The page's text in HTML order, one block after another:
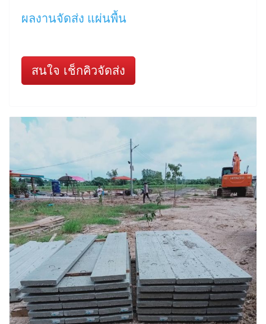
ผลงานจัดส่ง แผ่นพื้น
สนใจ เช็กคิวจัดส่ง